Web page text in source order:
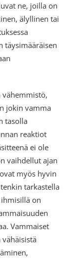
ne, joilla on
älyllinen tai
täysimääräisen
jokin vamma
tasolla
reaktiot
ei ole
vaihdellut ajan
myös hyvin
tarkastella
on
Vammaiset